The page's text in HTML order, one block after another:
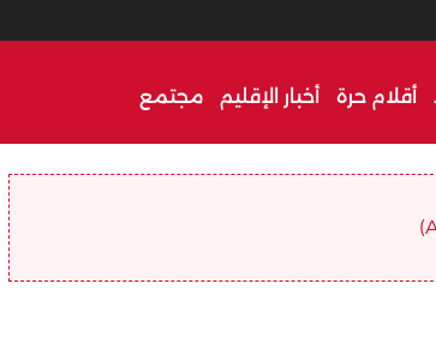
أقلام حرة أخبار الإقليم مجتمع